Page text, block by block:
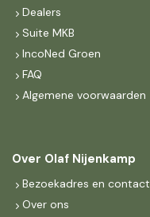
Dealers
Suite MKB
IncoNed Groen
FAQ
Algemene voorwaarden
Over Olaf Nijenkamp
Bezoekadres en contact
Over ons